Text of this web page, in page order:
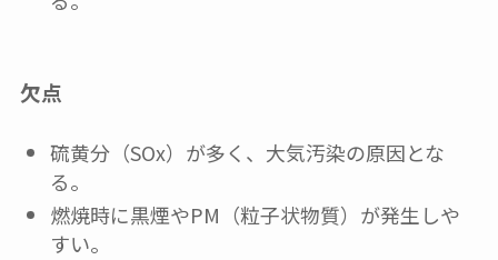
欠点
硫黄分（SOx）が多く、大気汚染の原因とな
る。
燃焼時に黒煙やPM（粒子状物質）が発生しや
すい。